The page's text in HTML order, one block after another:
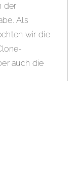
der
Als
wir die
auch die